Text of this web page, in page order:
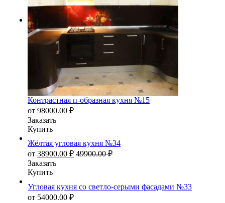
Контрастная п-образная кухня №15
от 98000.00 ₽
Заказать
Купить
Жёлтая угловая кухня №34
от 38900.00 ₽ 49900.00₽
Заказать
Купить
Угловая кухня со светло-серыми фасадами №33
от 54000.00 ₽